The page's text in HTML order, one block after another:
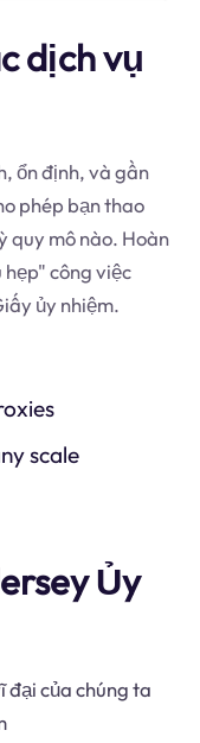
dịch vụ
ổn định, và gần
phép bạn thao
quy mô nào. Hoàn
công việc
ủy nhiệm.
scale
Ủy
đại của chúng ta